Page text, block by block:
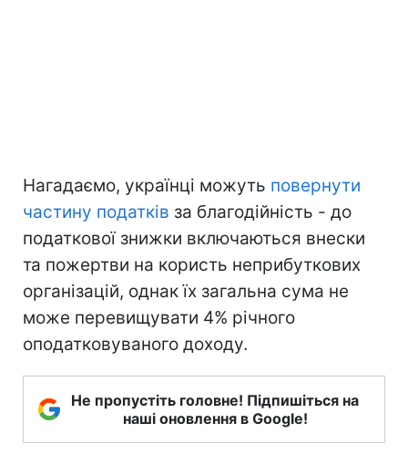
Нагадаємо, українці можуть повернути
частину податків за благодійність - до
податкової знижки включаються внески
та пожертви на користь неприбуткових
організацій, однак їх загальна сума не
може перевищувати 4% річного
оподатковуваного доходу.
Не пропустіть головне! Підпишіться на
наші оновлення в Google!